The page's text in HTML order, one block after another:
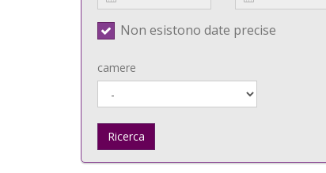
Non esistono date precise
camere
Ricerca